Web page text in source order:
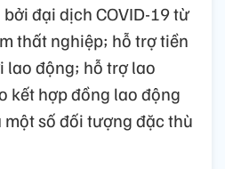
đại dịch COVID-19 từ
thất nghiệp; hỗ trợ tiền
lao động; hỗ trợ lao
kết hợp đồng lao động
số đối tượng đặc thù